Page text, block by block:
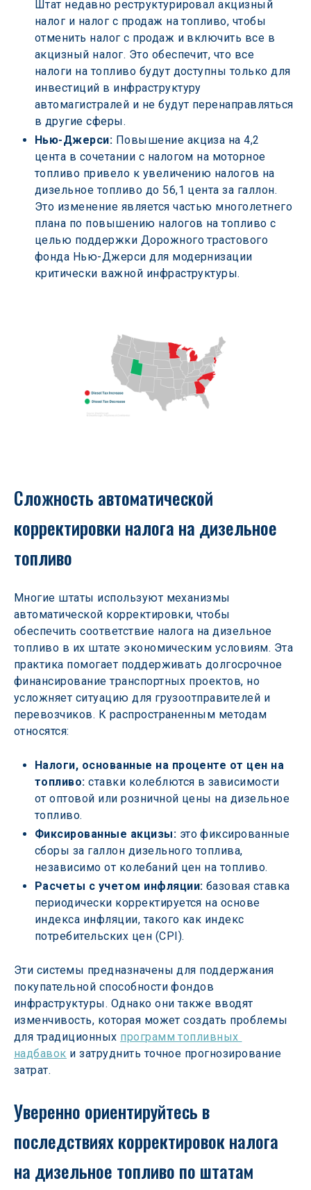
Штат недавно реструктурировал акцизный
налог и налог с продаж на топливо, чтобы
отменить налог с продаж и включить все в
акцизный налог. Это обеспечит, что все
налоги на топливо будут доступны только для
инвестиций в инфраструктуру
автомагистралей и не будут перенаправляться
в другие сферы.
Нью-Джерси: Повышение акциза на 4,2
цента в сочетании с налогом на моторное
топливо привело к увеличению налогов на
дизельное топливо до 56,1 цента за галлон.
Это изменение является частью многолетнего
плана по повышению налогов на топливо с
целью поддержки Дорожного трастового
фонда Нью-Джерси для модернизации
критически важной инфраструктуры.
Сложность автоматической
корректировки налога на дизельное
топливо
Многие штаты используют механизмы
автоматической корректировки, чтобы
обеспечить соответствие налога на дизельное
топливо в их штате экономическим условиям. Эта
практика помогает поддерживать долгосрочное
финансирование транспортных проектов, но
усложняет ситуацию для грузоотправителей и
перевозчиков. К распространенным методам
относятся:
Налоги, основанные на проценте от цен на
топливо: ставки колеблются в зависимости
от оптовой или розничной цены на дизельное
топливо.
Фиксированные акцизы: это фиксированные
сборы за галлон дизельного топлива,
независимо от колебаний цен на топливо.
Расчеты с учетом инфляции: базовая ставка
периодически корректируется на основе
индекса инфляции, такого как индекс
потребительских цен (CPI).
Эти системы предназначены для поддержания
покупательной способности фондов
инфраструктуры. Однако они также вводят
изменчивость, которая может создать проблемы
для традиционных программ топливных
надбавок и затруднить точное прогнозирование
затрат.
Уверенно ориентируйтесь в
последствиях корректировок налога
на дизельное топливо по штатам